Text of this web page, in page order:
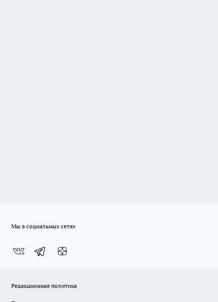
Мы в социальных сетях
Редакционная политика